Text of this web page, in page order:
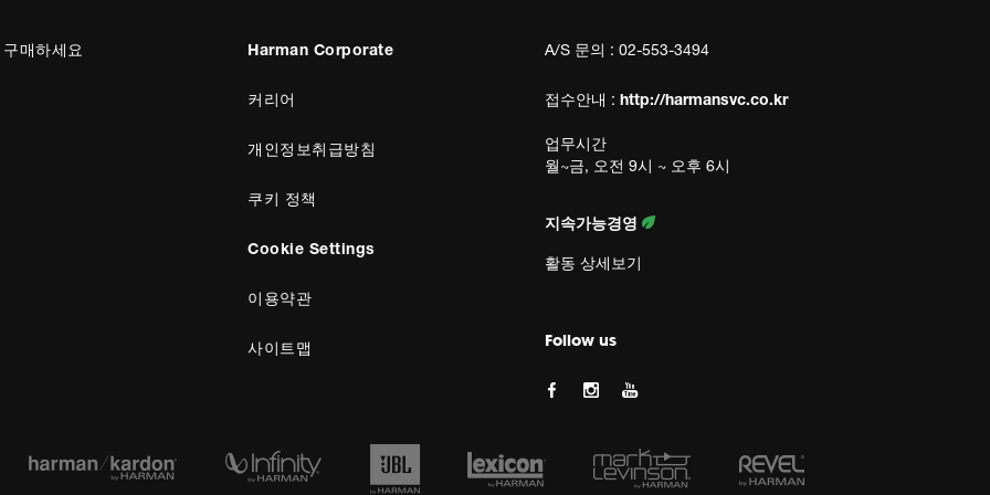
매하세요 Harman Corporate
커리어
개인정보취급방침
쿠키 정책
Cookie Settings
이용약관
사이트맵
A/S 문의 : 02-553-3494
접수안내 : http://harmansvc.co.kr
업무시간
월~금, 오전 9시 ~ 오후 6시
지속가능경영
활동 상세보기
Follow us